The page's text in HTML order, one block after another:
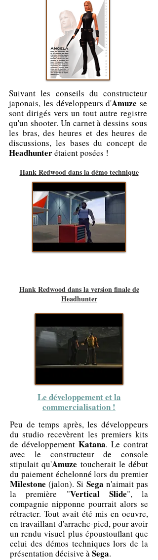
Suivant les conseils du constructeur
japonais, les développeurs d'Amuze se
sont dirigés vers un tout autre registre
qu'un shooter. Un carnet à dessins sous
les bras, des heures et des heures de
discussions, les bases du concept de
Headhunterétaient posées !
Hank Redwood dans la démo technique
Hank Redwood dans la version finale de
Headhunter
Le développement et la
commercialisation !
Peu de temps après, les développeurs
du studio recevèrent les premiers kits
de développement Katana. Le contrat
avec le constructeur de console
stipulait qu'Amuze toucherait le début
du paiement échelonné lors du premier
Milestone (jalon). Si Sega n'aimait pas
la première "Vertical Slide", la
compagnie nipponne pourrait alors se
rétracter. Tout avait été mis en oeuvre,
en travaillant d'arrache-pied, pour avoir
un rendu visuel plus époustouflant que
celui des démos techniques lors de la
présentation décisive àSega.